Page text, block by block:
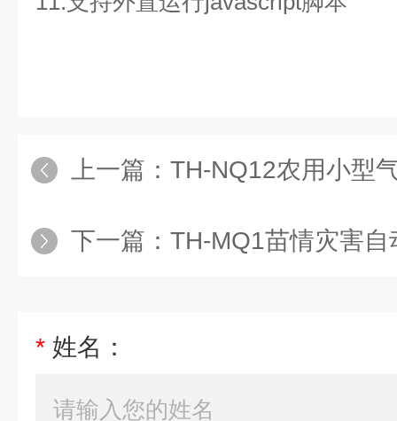
上一篇： TH-NQ12农用小型
下一篇： TH-MQ1苗情灾害自
* 姓名：